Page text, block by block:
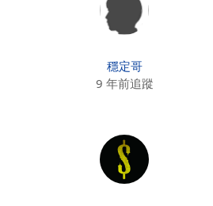
穩定哥
9 年前追蹤